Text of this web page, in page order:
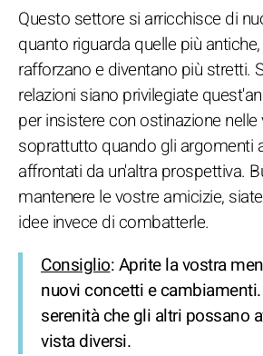
Questo settore si arricchisce di
quanto riguarda quelle più
rafforzano e diventano più stretti.
relazioni siano privilegiate
per insistere con ostinazione
soprattutto quando gli argomenti
affrontati da un'altra prospettiva.
mantenere le vostre amicizie,
idee invece di combatterle.
Consiglio: Aprite la vostra
nuovi concetti e
serenità che gli altri possano
vista diversi.